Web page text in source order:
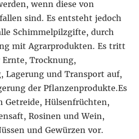
wenn diese von
sind. Es entsteht jedoch
Schimmelpilzgifte, durch
mit Agrarprodukten. Es tritt
Trocknung,
Lagerung und Transport auf,
der Pflanzenprodukte.Es
Hülsenfrüchten,
Rosinen und Wein,
und Gewürzen vor.